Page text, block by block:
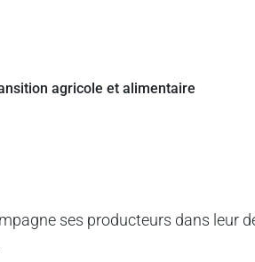
ses producteurs dans leur